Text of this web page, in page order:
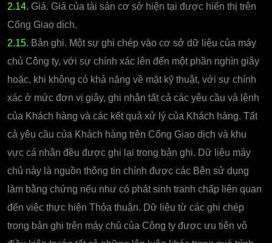
2.14. Giá. Giá của tài sản cơ sở hiện tại được hiển thị trên
Cổng Giao dịch.
2.15. Bản ghi. Một sự ghi chép vào cơ sở dữ liệu của máy
chủ Công ty, với sự chính xác lên đến một phần nghìn giây
hoặc, khi không có khả năng về mặt kỹ thuật, với sự chính
xác ở mức đơn vị giây, ghi nhận tất cả các yêu cầu và lệnh
của Khách hàng và các kết quả xử lý của Khách hàng. Tất
cả yêu cầu của Khách hàng trên Cổng Giao dịch và khu
vực cá nhân đều được ghi lại trong bản ghi. Dữ liệu máy
chủ này là nguồn thông tin chính được các Bên sử dụng
làm bằng chứng nếu như có phát sinh tranh chấp liên quan
đến việc thực hiện Thỏa thuận. Dữ liệu từ các ghi chép
trong bản ghi trên máy chủ của Công ty được ưu tiên vô